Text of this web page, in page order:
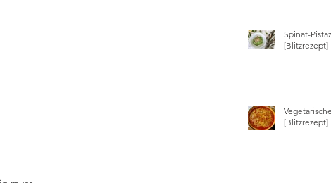
Spinat-
[Blitzrezept]
[Blitzrezept]